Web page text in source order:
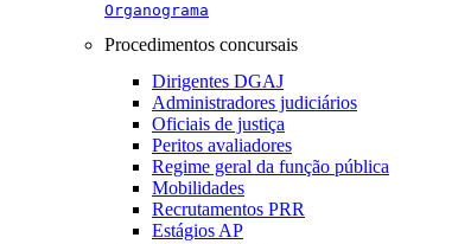
Organograma
Procedimentos concursais
Dirigentes DGAJ
Administradores judiciários
Oficiais de justiça
Peritos avaliadores
Regime geral da função pública
Mobilidades
Recrutamentos PRR
Estágios AP